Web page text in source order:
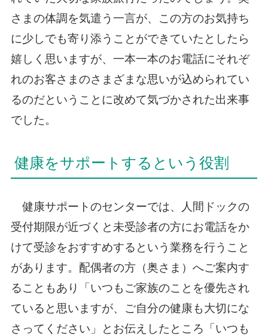
さまの体調を気遣う一言が、この方のお気持ち
に少しでも寄り添うことができていたとしたら
嬉しく思いますが、一本一本のお電話にそれぞ
れのお客さまのさまざまな思いが込められてい
るのだということに改めて気づかされた出来事
でした。
健康をサポートするという役割
健康サポートのセンターでは、人間ドックの
受付期限が近づくと未受診者の方にお電話をか
けて受診をおすすめするという業務を行うこと
があります。配偶者の方（奥さま）へご案内す
ることもあり「いつもご家族のことを優先され
ていると思いますが、ご自分の健康も大切にな
さってください」とお伝えしたところ「いつも